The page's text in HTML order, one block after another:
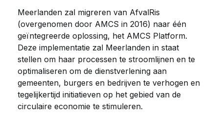
Meerlanden zal migreren van AfvalRis
(overgenomen door AMCS in 2016) naar één
geïntegreerde oplossing, het AMCS Platform.
Deze implementatie zal Meerlanden in staat
stellen om haar processen te stroomlijnen en te
optimaliseren om de dienstverlening aan
gemeenten, burgers en bedrijven te verhogen en
tegelijkertijd initiatieven op het gebied van de
circulaire economie te stimuleren.